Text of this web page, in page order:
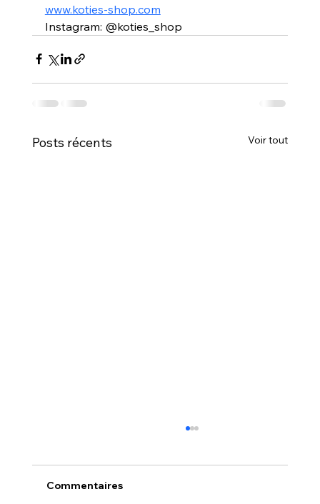
www.koties-shop.com
Instagram: @koties_shop
Posts récents Voir tout
Commentaires